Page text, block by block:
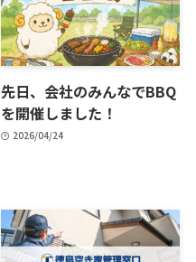
先日、会社のみんなでBBQ
を開催しました！
2026/04/24